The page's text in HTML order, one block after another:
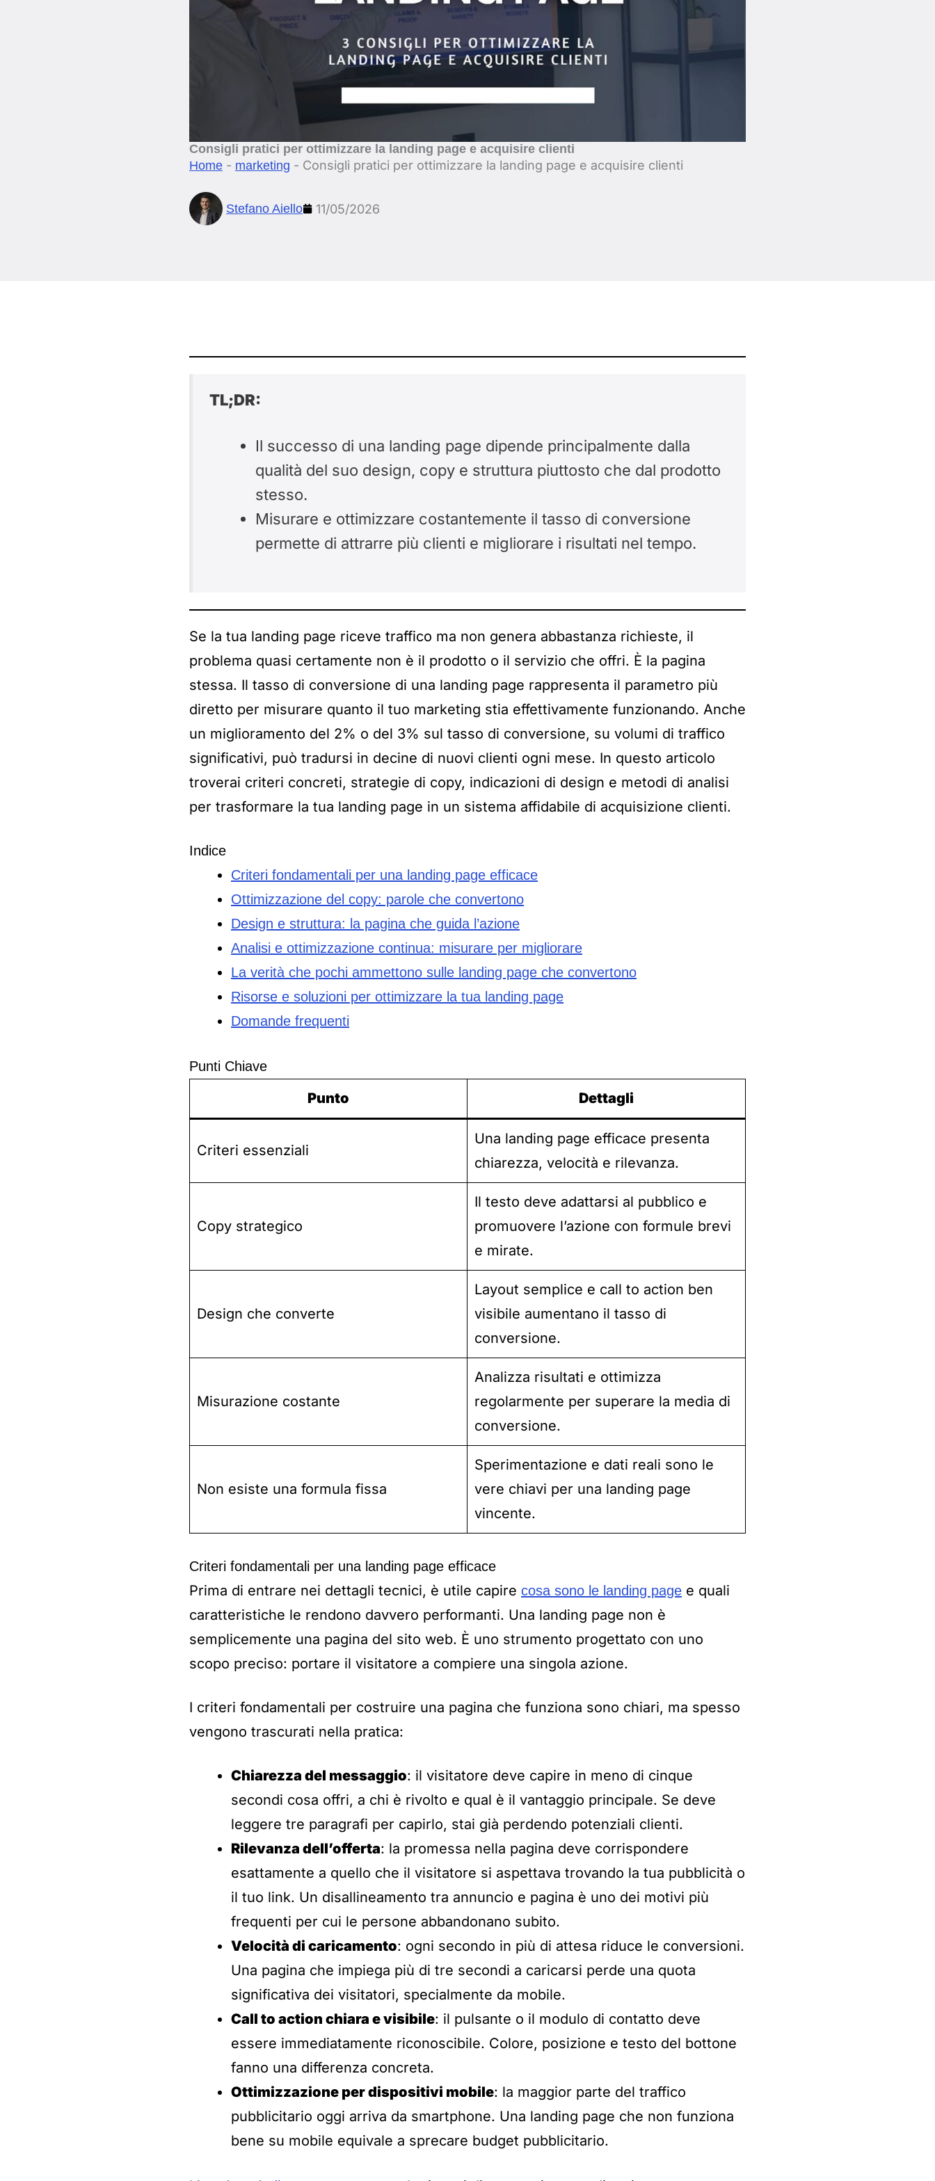
Consigli pratici per ottimizzare la landing page e acquisire clienti
Home - marketing - Consigli pratici per ottimizzare la landing page e acquisire clienti
Stefano Aiello 11/05/2026
TL;DR:
Il successo di una landing page dipende principalmente dalla
qualità del suo design, copy e struttura piuttosto che dal prodotto
stesso.
Misurare e ottimizzare costantemente il tasso di conversione
permette di attrarre più clienti e migliorare i risultati nel tempo.
Se la tua landing page riceve traffico ma non genera abbastanza richieste, il
problema quasi certamente non è il prodotto o il servizio che offri. È la pagina
stessa. Il tasso di conversione di una landing page rappresenta il parametro più
diretto per misurare quanto il tuo marketing stia effettivamente funzionando. Anche
un miglioramento del 2% o del 3% sul tasso di conversione, su volumi di traffico
significativi, può tradursi in decine di nuovi clienti ogni mese. In questo articolo
troverai criteri concreti, strategie di copy, indicazioni di design e metodi di analisi
per trasformare la tua landing page in un sistema affidabile di acquisizione clienti.
Indice
Criteri fondamentali per una landing page efficace
Ottimizzazione del copy: parole che convertono
Design e struttura: la pagina che guida l’azione
Analisi e ottimizzazione continua: misurare per migliorare
La verità che pochi ammettono sulle landing page che convertono
Risorse e soluzioni per ottimizzare la tua landing page
Domande frequenti
Punti Chiave
Punto Dettagli
Criteri essenziali
Una landing page efficace presenta
chiarezza, velocità e rilevanza.
Copy strategico
Il testo deve adattarsi al pubblico e
promuovere l’azione con formule brevi
e mirate.
Design che converte
Layout semplice e call to action ben
visibile aumentano il tasso di
conversione.
Misurazione costante
Analizza risultati e ottimizza
regolarmente per superare la media di
conversione.
Non esiste una formula fissa
Sperimentazione e dati reali sono le
vere chiavi per una landing page
vincente.
Criteri fondamentali per una landing page efficace
Prima di entrare nei dettagli tecnici, è utile capire cosa sono le landing page e quali
caratteristiche le rendono davvero performanti. Una landing page non è
semplicemente una pagina del sito web. È uno strumento progettato con uno
scopo preciso: portare il visitatore a compiere una singola azione.
I criteri fondamentali per costruire una pagina che funziona sono chiari, ma spesso
vengono trascurati nella pratica:
Chiarezza del messaggio: il visitatore deve capire in meno di cinque
secondi cosa offri, a chi è rivolto e qual è il vantaggio principale. Se deve
leggere tre paragrafi per capirlo, stai già perdendo potenziali clienti.
Rilevanza dell’offerta: la promessa nella pagina deve corrispondere
esattamente a quello che il visitatore si aspettava trovando la tua pubblicità o
il tuo link. Un disallineamento tra annuncio e pagina è uno dei motivi più
frequenti per cui le persone abbandonano subito.
Velocità di caricamento: ogni secondo in più di attesa riduce le conversioni.
Una pagina che impiega più di tre secondi a caricarsi perde una quota
significativa dei visitatori, specialmente da mobile.
Call to action chiara e visibile: il pulsante o il modulo di contatto deve
essere immediatamente riconoscibile. Colore, posizione e testo del bottone
fanno una differenza concreta.
Ottimizzazione per dispositivi mobile: la maggior parte del traffico
pubblicitario oggi arriva da smartphone. Una landing page che non funziona
bene su mobile equivale a sprecare budget pubblicitario.